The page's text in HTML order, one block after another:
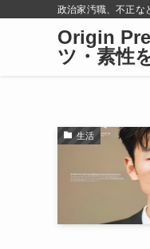
政治家汚職、不正な
Origin
ツ・素性
生活